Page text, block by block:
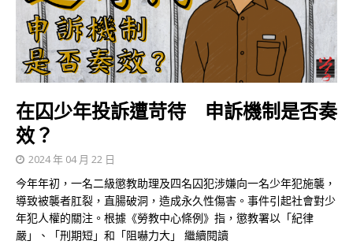
在囚少年投訴遭苛待 申訴機制是否奏
效？
2024 年 04 月 22 日
今年年初，一名二級懲教助理及四名囚犯涉嫌向一名少年犯施襲，
導致被襲者肛裂，直腸破洞，造成永久性傷害。事件引起社會對少
年犯人權的關注。根據《勞教中心條例》指，懲教署以「紀律
嚴」、「刑期短」和「阻嚇力大」 繼續閱讀